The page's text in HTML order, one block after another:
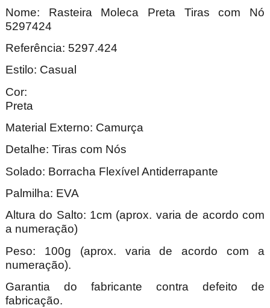
Nome: Rasteira Moleca Preta Tiras com Nó
5297424
Referência: 5297.424
Estilo: Casual
Cor:
Material Externo: Camurça
Detalhe: Tiras com Nós
Solado: Borracha Flexível Antiderrapante
Palmilha: EVA
Altura do Salto: 1cm (aprox. varia de acordo com
a numeração)
Peso: 100g (aprox. varia de acordo com a
numeração).
Garantia do fabricante contra defeito de
fabricação.